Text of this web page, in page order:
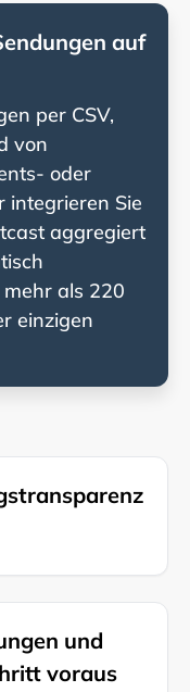
auf
per CSV,
von
oder
integrieren Sie
aggregiert
mehr als 220
einzigen
und
voraus